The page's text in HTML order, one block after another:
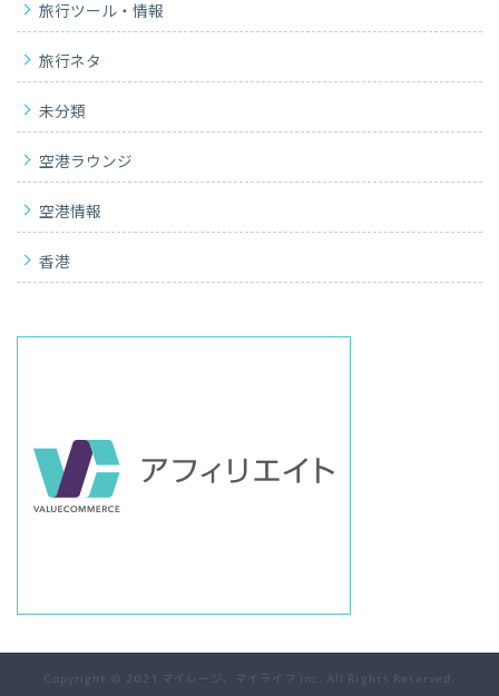
旅行ツール・情報
旅行ネタ
未分類
空港ラウンジ
空港情報
香港
Copyright © 2021 マイレージ、マイライフ Inc. All Rights Reserved.